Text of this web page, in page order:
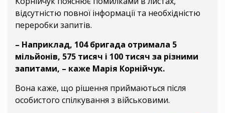
відсутністю повної інформації та необхідністю
переробки запитів.
– Наприклад, 104 бригада отримала 5
мільйонів, 575 тисяч і 100 тисяч за різними
запитами, – каже Марія Корнійчук.
Вона каже, що рішення приймаються після
особистого спілкування з військовими.